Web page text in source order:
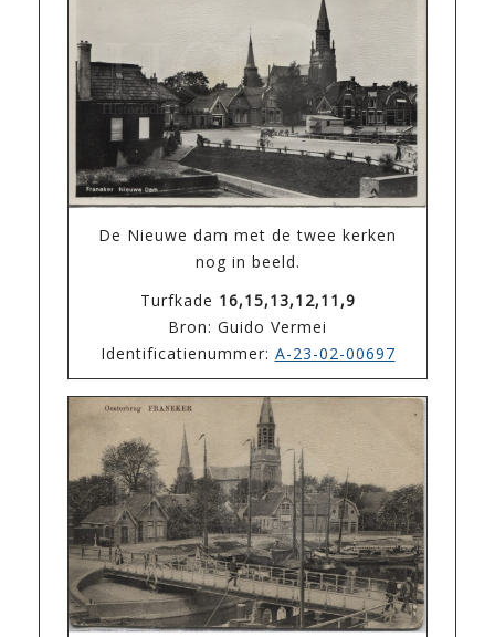
De Nieuwe dam met de twee kerken
nog in beeld.
Turfkade 16,15,13,12,11,9
Bron: Guido Vermei
Identificatienummer: A-23-02-00697